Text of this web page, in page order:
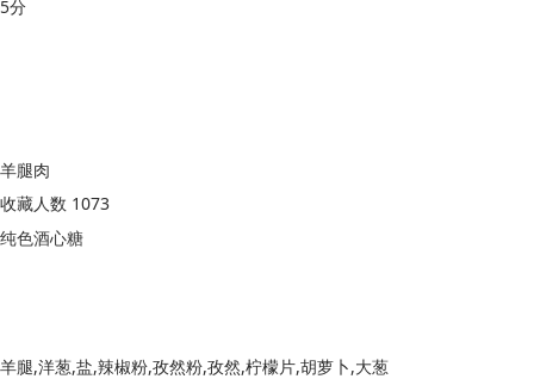
5分
羊腿肉
收藏人数 1073
纯色酒心糖
羊腿,洋葱,盐,辣椒粉,孜然粉,孜然,柠檬片,胡萝卜,大葱